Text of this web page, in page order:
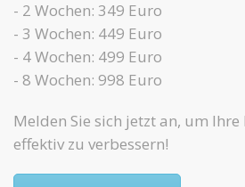
- 2 Wochen: 349 Euro
- 3 Wochen: 449 Euro
- 4 Wochen: 499 Euro
- 8 Wochen: 998 Euro
Melden Sie sich jetzt an, um
effektiv zu verbessern!